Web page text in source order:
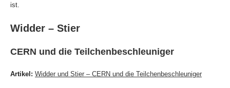
ist.
Widder – Stier
CERN und die Teilchenbeschleuniger
Artikel: Widder und Stier – CERN und die Teilchenbeschleuniger